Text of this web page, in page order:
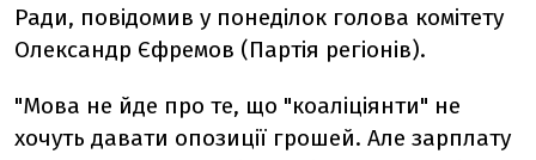
Ради, повідомив у понеділок голова комітету
Олександр Єфремов (Партія регіонів).
"Мова не йде про те, що "коаліціянти" не
хочуть давати опозиції грошей. Але зарплату